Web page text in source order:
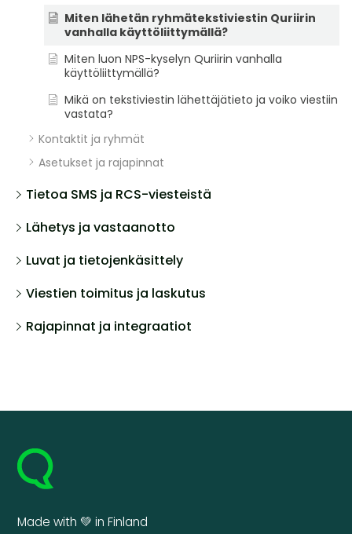
Miten lähetän ryhmätekstiviestin Quriirin
vanhalla käyttöliittymällä?
Miten luon NPS-kyselyn Quriirin vanhalla
käyttöliittymällä?
Mikä on tekstiviestin lähettäjätieto ja voiko viestiin
vastata?
Kontaktit ja ryhmät
Asetukset ja rajapinnat
Tietoa SMS ja RCS-viesteistä
Lähetys ja vastaanotto
Luvat ja tietojenkäsittely
Viestien toimitus ja laskutus
Rajapinnat ja integraatiot
Made with 💚 in Finland